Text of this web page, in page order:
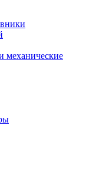
механические